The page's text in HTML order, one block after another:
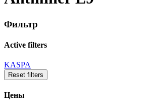
Фильтр
Active filters
KASPA
Reset filters
Цены